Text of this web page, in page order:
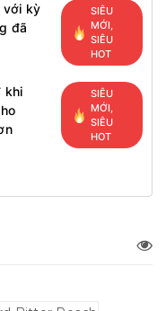
với kỳ
đã
SIÊU
MỚI,
SIÊU
HOT
khi
SIÊU
MỚI,
SIÊU
HOT